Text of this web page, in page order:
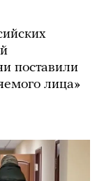
поставили
лица»